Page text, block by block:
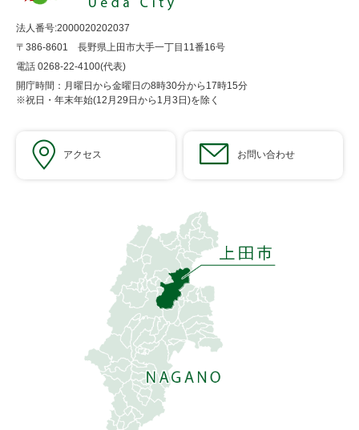
法人番号:2000020202037
〒386-8601 長野県上田市大手一丁目11番16号
電話 0268-22-4100(代表)
開庁時間：月曜日から金曜日の8時30分から17時15分
※祝日・年末年始(12月29日から1月3日)を除く
アクセス お問い合わせ